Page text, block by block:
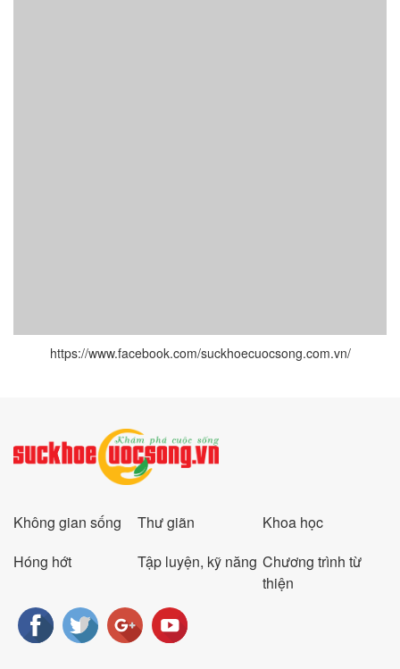
https://www.facebook.com/suckhoecuocsong.com.vn/
Không gian sống Thư giãn
Khoa học
Hóng hớt
Tập luyện, kỹ năng Chương trình từ
thiện